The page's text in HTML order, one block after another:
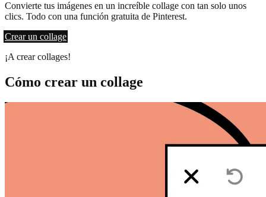
Convierte tus imágenes en un increíble collage con tan solo unos
clics. Todo con una función gratuita de Pinterest.
Crear un collage
¡A crear collages!
Cómo crear un collage